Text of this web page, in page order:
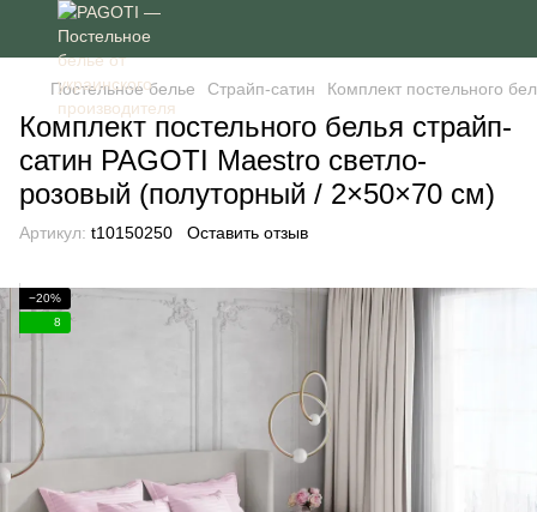
Постельное белье Страйп-сатин Комплект постельного
Комплект постельного белья страйп-
сатин PAGOTI Maestro светло-
розовый (полуторный / 2×50×70 см)
Артикул: t10150250 Оставить отзыв
−20%
8